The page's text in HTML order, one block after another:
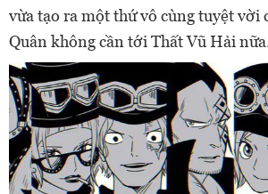
vừa tạo ra một thứ vô cùng tuyệt vời
Quân không cần tới Thất Vũ Hải